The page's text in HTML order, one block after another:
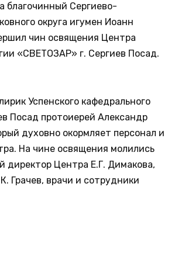
благочинный Сергиево-
округа игумен Иоанн
чин освящения Центра
«СВЕТОЗАР» г. Сергиев Посад.
Успенского кафедрального
Посад протоиерей Александр
духовно окормляет персонал и
На чине освящения молились
директор Центра Е.Г. Димакова,
Грачев, врачи и сотрудники